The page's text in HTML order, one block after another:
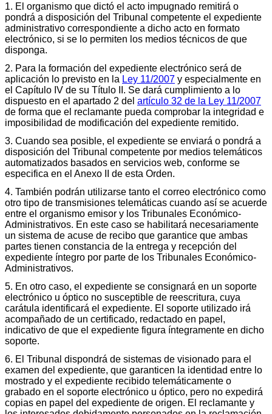
1. El organismo que dictó el acto impugnado remitirá o
pondrá a disposición del Tribunal competente el expediente
administrativo correspondiente a dicho acto en formato
electrónico, si se lo permiten los medios técnicos de que
disponga.
2. Para la formación del expediente electrónico será de
aplicación lo previsto en la Ley 11/2007 y especialmente en
el Capítulo IV de su Título II. Se dará cumplimiento a lo
dispuesto en el apartado 2 del artículo 32 de la Ley 11/2007
de forma que el reclamante pueda comprobar la integridad e
imposibilidad de modificación del expediente remitido.
3. Cuando sea posible, el expediente se enviará o pondrá a
disposición del Tribunal competente por medios telemáticos
automatizados basados en servicios web, conforme se
especifica en el Anexo II de esta Orden.
4. También podrán utilizarse tanto el correo electrónico como
otro tipo de transmisiones telemáticas cuando así se acuerde
entre el organismo emisor y los Tribunales Económico-
Administrativos. En este caso se habilitará necesariamente
un sistema de acuse de recibo que garantice que ambas
partes tienen constancia de la entrega y recepción del
expediente íntegro por parte de los Tribunales Económico-
Administrativos.
5. En otro caso, el expediente se consignará en un soporte
electrónico u óptico no susceptible de reescritura, cuya
carátula identificará el expediente. El soporte utilizado irá
acompañado de un certificado, redactado en papel,
indicativo de que el expediente figura íntegramente en dicho
soporte.
6. El Tribunal dispondrá de sistemas de visionado para el
examen del expediente, que garanticen la identidad entre lo
mostrado y el expediente recibido telemáticamente o
grabado en el soporte electrónico u óptico, pero no expedirá
copias en papel del expediente de origen. El reclamante y